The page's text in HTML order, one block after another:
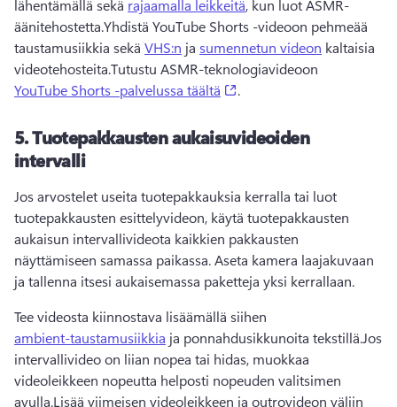
lähentämällä sekä rajaamalla leikkeitä, kun luot ASMR-
äänitehostetta.Yhdistä YouTube Shorts -videoon pehmeää
taustamusiikkia sekä VHS:n ja sumennetun videon kaltaisia
videotehosteita.Tutustu ASMR-teknologiavideoon
YouTube Shorts -palvelussa täältä
.
5.Tuotepakkausten aukaisuvideoiden
intervalli
Jos arvostelet useita tuotepakkauksia kerralla tai luot
tuotepakkausten esittelyvideon, käytä tuotepakkausten
aukaisun intervallivideota kaikkien pakkausten
näyttämiseen samassa paikassa. Aseta kamera laajakuvaan
ja tallenna itsesi aukaisemassa paketteja yksi kerrallaan.
Tee videosta kiinnostava lisäämällä siihen
ambient-taustamusiikkia ja ponnahdusikkunoita tekstillä.Jos
intervallivideo on liian nopea tai hidas, muokkaa
videoleikkeen nopeutta helposti nopeuden valitsimen
avulla.Lisää viimeisen videoleikkeen ja outrovideon väliin